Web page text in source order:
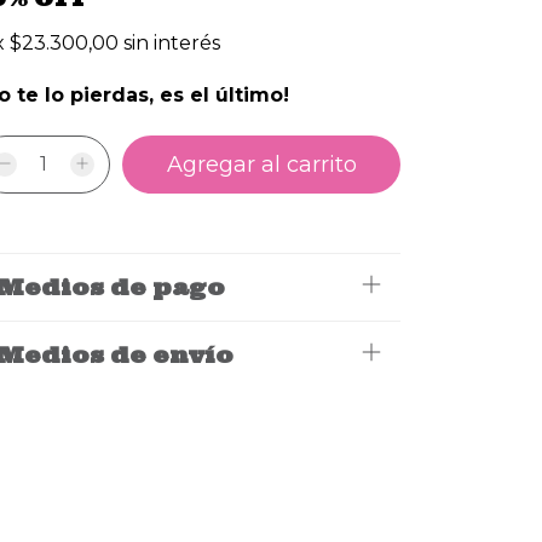
$23.300,00 sin interés
te lo pierdas, es el último!
de pago
de envío